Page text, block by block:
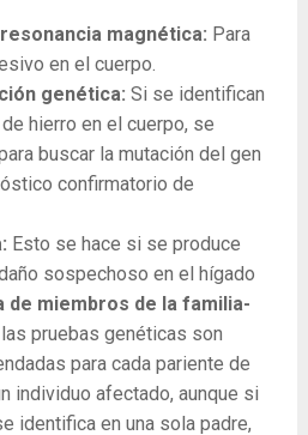
magnética: Para
en el cuerpo.
genética: Si se identifican
hierro en el cuerpo, se
buscar la mutación del gen
confirmatorio de
Esto se hace si se produce
sospechoso en el hígado
de miembros de la familia-
pruebas genéticas son
para cada pariente de
individuo afectado, aunque si
identifica en una sola padre,